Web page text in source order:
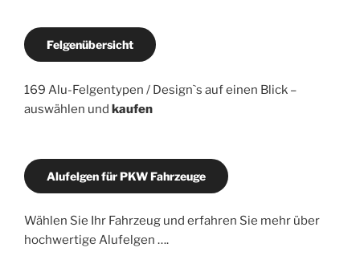
Felgenübersicht
169 Alu-Felgentypen / Design`s auf einen Blick –
auswählen und kaufen
Alufelgen für PKW Fahrzeuge
Wählen Sie Ihr Fahrzeug und erfahren Sie mehr über
hochwertige Alufelgen ….